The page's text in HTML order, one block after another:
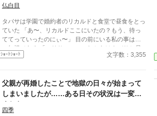
もしれないんだ」 ……それ、絶対に我慢しなきゃい
なぜか命がけで溺愛されることになりました。 転生
者令嬢と、恋心をこじらせた王子の勘違いラブコメデ
ィ。
仏白目
タバサは学園で婚約者のリカルドと食堂で昼食をとっ
ていた 「あ〜、リカルドここにいたの？もう、待っ
ててっていったのにぃ〜」 目の前にいる私の事はガ
ン無視である 「マリサ・・・これからはタバサと昼
食は一緒にとるから、君は遠慮してくれないか？」
の？」 ん？愛し合っていた？今聞き捨てならない言
葉が・・・ 「マリサ！誤解を招くような言い方はや
めてくれ！僕たちは幼馴染ってだけだろう？」 「そ
んな！リカルド酷い！」 マリサはテーブルに突っ伏
ｼｮｰﾄｼｮｰﾄ 文字数：3,355
父親が再婚したことで地獄の日々が始まって
しまいましたが……ある日その状況は一変し
ました。
四季